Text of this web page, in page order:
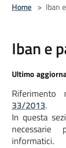
Home > Iban
Iban e
Ultimo
Riferimento
33/2013.
In questa
necessarie
informatici.